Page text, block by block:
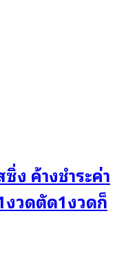
ง ค้างชำระค่า
งวดตัด1งวดก็